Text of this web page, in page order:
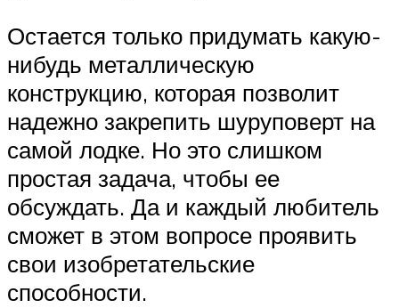
Остается только придумать какую-
нибудь металлическую
конструкцию, которая позволит
надежно закрепить шуруповерт на
самой лодке. Но это слишком
простая задача, чтобы ее
обсуждать. Да и каждый любитель
сможет в этом вопросе проявить
свои изобретательские
способности.